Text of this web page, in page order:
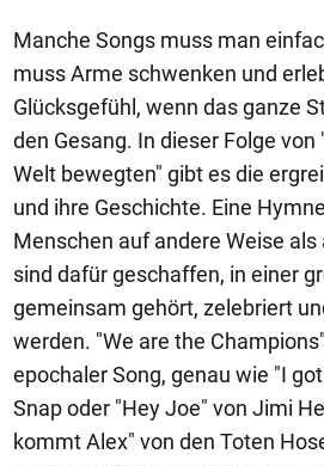
Manche Songs muss man
muss Arme schwenken und
Glücksgefühl, wenn das ganze
den Gesang. In dieser Folge von
Welt bewegten" gibt es die
und ihre Geschichte. Eine
Menschen auf andere Weise als
sind dafür geschaffen, in einer
gemeinsam gehört, zelebriert
werden. "We are the
epochaler Song, genau wie "I
Snap oder "Hey Joe" von Jimi
kommt Alex" von den Toten